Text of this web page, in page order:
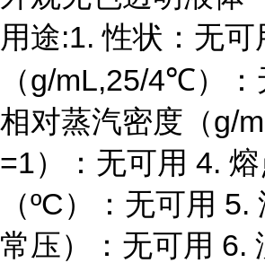
用途:1. 性状：无可
（g/mL,25/4℃）
相对蒸汽密度（g/
=1）：无可用 4. 熔
（ºC）：无可用 5.
常压）：无可用 6.